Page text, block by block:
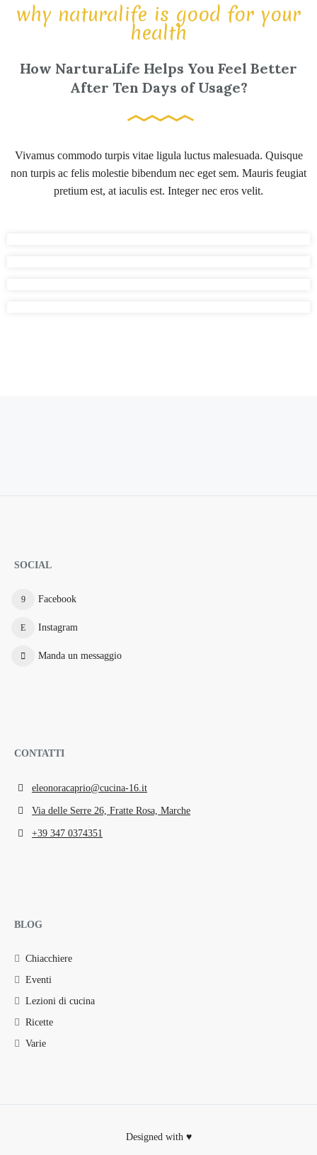
why naturalife is good for your
health
How NarturaLife Helps You Feel Better
After Ten Days of Usage?
Vivamus commodo turpis vitae ligula luctus malesuada. Quisque
non turpis ac felis molestie bibendum nec eget sem. Mauris feugiat
pretium est, at iaculis est. Integer nec eros velit.
SOCIAL
Facebook
Instagram
Manda un messaggio
CONTATTI
eleonoracaprio@cucina-16.it
Via delle Serre 26, Fratte Rosa, Marche
+39 347 0374351
BLOG
Chiacchiere
Eventi
Lezioni di cucina
Ricette
Varie
Designed with ♥